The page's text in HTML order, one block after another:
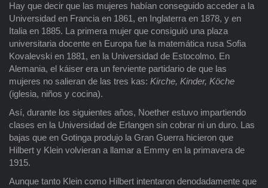
Hay que decir que las mujeres habían conseguido acceder a la
Universidad en Francia en 1861, en Inglaterra en 1878, y en
Italia en 1885. La primera mujer que consiguió una plaza
universitaria docente en Europa fue la matemática rusa Sofia
Kovalevski en 1881, en la Universidad de Estocolmo. En
Alemania, el káiser era un ferviente partidario de que las
mujeres no salieran de las tres kas: Kirche, Kinder, Köche
(iglesia, niños y cocina).
Así, durante los siguientes años, Noether estuvo impartiendo
clases en la Universidad de Erlangen sin cobrar ni un duro. Las
bajas que en Gotinga produjo la Gran Guerra hicieron que
Hilbert y Klein volvieran a llamar a Emmy en la primavera de
1915.
Aunque tanto Klein como Hilbert intentaron denodadamente que